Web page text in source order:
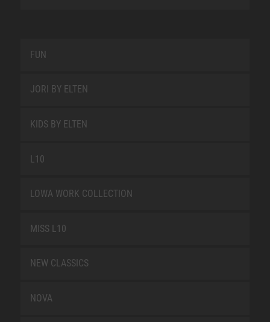
FUN
JORI BY ELTEN
KIDS BY ELTEN
L10
LOWA WORK COLLECTION
MISS L10
NEW CLASSICS
NOVA